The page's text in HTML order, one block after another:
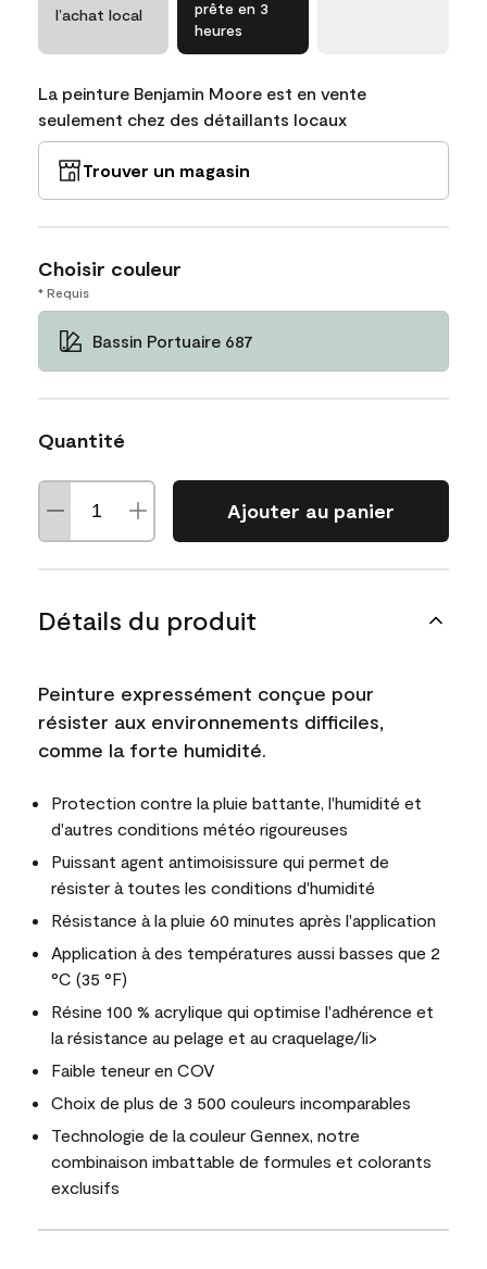
l’achat local
prête en 3
heures
La peinture Benjamin Moore est en vente
seulement chez des détaillants locaux
Trouver un magasin
Choisir couleur
* Requis
Bassin Portuaire 687
Quantité
Ajouter au panier
Détails du produit
Peinture expressément conçue pour
résister aux environnements difficiles,
comme la forte humidité.
Protection contre la pluie battante, l'humidité et
d'autres conditions météo rigoureuses
Puissant agent antimoisissure qui permet de
résister à toutes les conditions d'humidité
Résistance à la pluie 60 minutes après l'application
Application à des températures aussi basses que 2
°C (35 °F)
Résine 100 % acrylique qui optimise l'adhérence et
la résistance au pelage et au craquelage/li>
Faible teneur en COV
Choix de plus de 3 500 couleurs incomparables
Technologie de la couleur Gennex, notre
combinaison imbattable de formules et colorants
exclusifs